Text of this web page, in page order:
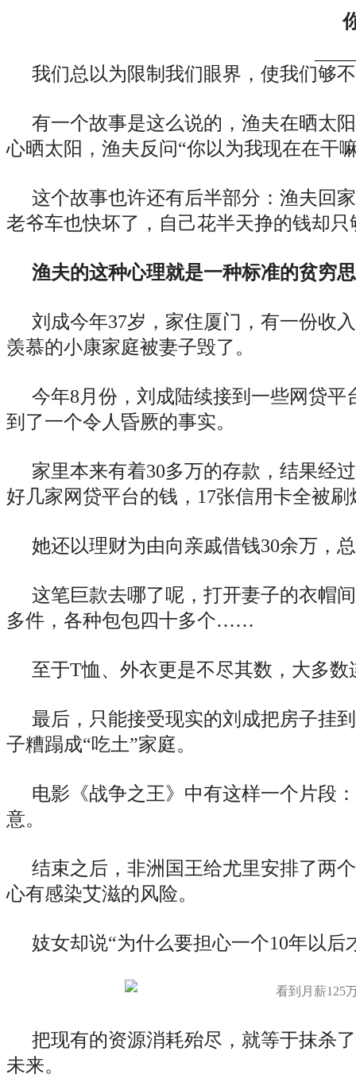
我们总以为限制我们眼界，使我们够
有一个故事是这么说的，渔夫在晒太
心晒太阳，渔夫反问“你以为我现在在干
这个故事也许还有后半部分：渔夫回
老爷车也快坏了，自己花半天挣的钱却
渔夫的这种心理就是一种标准的贫穷
刘成今年37岁，家住厦门，有一份收
羡慕的小康家庭被妻子毁了。
今年8月份，刘成陆续接到一些网贷
到了一个令人昏厥的事实。
家里本来有着30多万的存款，结果经
好几家网贷平台的钱，17张信用卡全被
她还以理财为由向亲戚借钱30余万，
这笔巨款去哪了呢，打开妻子的衣帽
多件，各种包包四十多个……
至于T恤、外衣更是不尽其数，大多
最后，只能接受现实的刘成把房子挂
子糟蹋成“吃土”家庭。
电影《战争之王》中有这样一个片段
意。
结束之后，非洲国王给尤里安排了两
心有感染艾滋的风险。
妓女却说“为什么要担心一个10年以后
把现有的资源消耗殆尽，就等于抹杀
未来。